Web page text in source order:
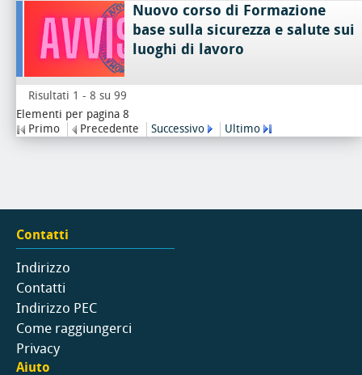
Nuovo corso di Formazione
base sulla sicurezza e salute sui
luoghi di lavoro
Risultati 1 - 8 su 99
Elementi per pagina 8
Primo
Precedente Successivo Ultimo
Contatti
Indirizzo
Contatti
Indirizzo PEC
Come raggiungerci
Privacy
Aiuto